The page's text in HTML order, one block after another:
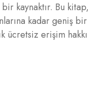
kaynaktır. Bu
kadar geniş bir
erişim